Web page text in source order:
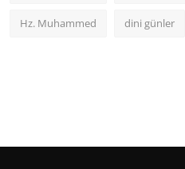
Hz. Muhammed dini günler